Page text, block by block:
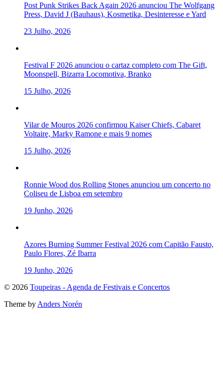
Post Punk Strikes Back Again 2026 anunciou The Wolfgang
Press, David J (Bauhaus), Kosmetika, Desinteresse e Yard
23 Julho, 2026
Festival F 2026 anunciou o cartaz completo com The Gift,
Moonspell, Bizarra Locomotiva, Branko
15 Julho, 2026
Vilar de Mouros 2026 confirmou Kaiser Chiefs, Cabaret
Voltaire, Marky Ramone e mais 9 nomes
15 Julho, 2026
Ronnie Wood dos Rolling Stones anunciou um concerto no
Coliseu de Lisboa em setembro
19 Junho, 2026
Azores Burning Summer Festival 2026 com Capitão Fausto,
Paulo Flores, Zé Ibarra
19 Junho, 2026
To
top
© 2026 Toupeiras - Agenda de Festivais e Concertos
Theme by Anders Norén